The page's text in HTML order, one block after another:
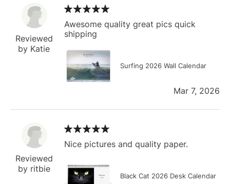
Reviewed
by Katie
Awesome quality great pics quick
shipping
Surfing 2026 Wall Calendar
Mar 7, 2026
Reviewed
by ritbie
Nice pictures and quality paper.
Black Cat 2026 Desk Calendar